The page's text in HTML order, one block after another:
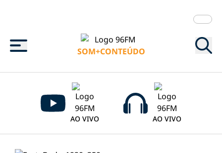
Menu
SOM+CONTEÚDO
AO VIVO AO VIVO